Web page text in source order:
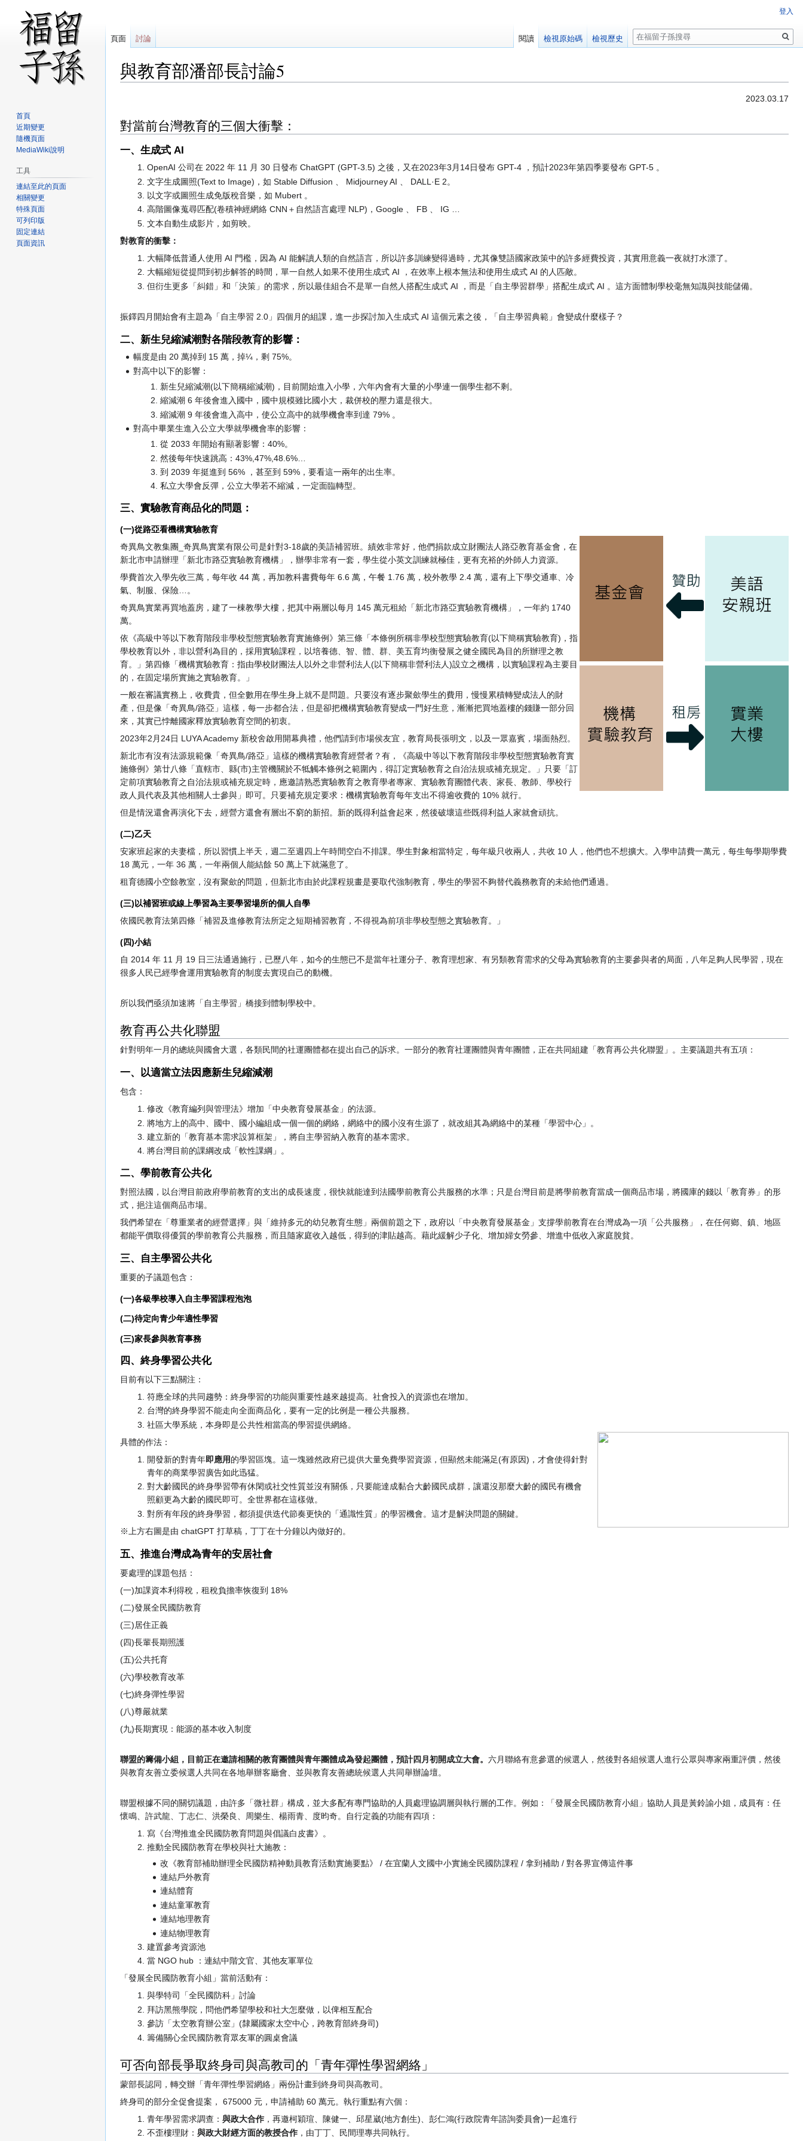
與教育部潘部長討論5
導
覽
搜
尋
2023.03.17
對當前台灣教育的三個大衝擊：
一、生成式 AI
OpenAI 公司在 2022 年 11 月 30 日發布 ChatGPT (GPT-3.5) 之後，又在2023年3月14日發布 GPT-4 ，預計2023年第四季要發布 GPT-5 。
文字生成圖照(Text to Image)，如 Stable Diffusion 、 Midjourney AI 、 DALL·E 2。
以文字或圖照生成免版稅音樂，如 Mubert 。
高階圖像蒐尋匹配(卷積神經網絡 CNN＋自然語言處理 NLP)，Google 、 FB 、 IG …
文本自動生成影片，如剪映。
對教育的衝擊：
大幅降低普通人使用 AI 門檻，因為 AI 能解讀人類的自然語言，所以許多訓練變得過時，尤其像雙語國家政策中的許多經費投資，其實用意義一夜就打水漂了。
大幅縮短從提問到初步解答的時間，單一自然人如果不使用生成式 AI ，在效率上根本無法和使用生成式 AI 的人匹敵。
但衍生更多「糾錯」和「決策」的需求，所以最佳組合不是單一自然人搭配生成式 AI ，而是「自主學習群學」搭配生成式 AI 。這方面體制學校毫無知識與技能儲備。
振鐸四月開始會有主題為「自主學習 2.0」四個月的組課，進一步探討加入生成式 AI 這個元素之後，「自主學習典範」會變成什麼樣子？
二、新生兒縮減潮對各階段教育的影響：
幅度是由 20 萬掉到 15 萬，掉¼，剩 75%。
對高中以下的影響：
新生兒縮減潮(以下簡稱縮減潮)，目前開始進入小學，六年內會有大量的小學連一個學生都不剩。
縮減潮 6 年後會進入國中，國中規模雖比國小大，裁併校的壓力還是很大。
縮減潮 9 年後會進入高中，使公立高中的就學機會率到達 79% 。
對高中畢業生進入公立大學就學機會率的影響：
從 2033 年開始有顯著影響：40%。
然後每年快速跳高：43%,47%,48.6%…
到 2039 年挺進到 56% ，甚至到 59%，要看這一兩年的出生率。
私立大學會反彈，公立大學若不縮減，一定面臨轉型。
三、實驗教育商品化的問題：
(一)從路亞看機構實驗教育
奇異鳥文教集團_奇異鳥實業有限公司是針對3-18歲的美語補習班。績效非常好，他們捐款成立財團法人路亞教育基金會，在
新北市申請辦理「新北市路亞實驗教育機構」，辦學非常有一套，學生從小英文訓練就極佳，更有充裕的外師人力資源。
學費首次入學先收三萬，每年收 44 萬，再加教科書費每年 6.6 萬，午餐 1.76 萬，校外教學 2.4 萬，還有上下學交通車、冷
氣、制服、保險…。
奇異鳥實業再買地蓋房，建了一棟教學大樓，把其中兩層以每月 145 萬元租給「新北市路亞實驗教育機構」，一年約 1740
萬。
依《高級中等以下教育階段非學校型態實驗教育實施條例》第三條「本條例所稱非學校型態實驗教育(以下簡稱實驗教育)，指
學校教育以外，非以營利為目的，採用實驗課程，以培養德、智、體、群、美五育均衡發展之健全國民為目的所辦理之教
育。」第四條「機構實驗教育：指由學校財團法人以外之非營利法人(以下簡稱非營利法人)設立之機構，以實驗課程為主要目
的，在固定場所實施之實驗教育。」
一般在審議實務上，收費貴，但全數用在學生身上就不是問題。只要沒有逐步聚歛學生的費用，慢慢累積轉變成法人的財
產，但是像「奇異鳥/路亞」這樣，每一步都合法，但是卻把機構實驗教育變成一門好生意，漸漸把買地蓋樓的錢賺一部分回
來，其實已悖離國家釋放實驗教育空間的初衷。
2023年2月24日 LUYA Academy 新校舍啟用開幕典禮，他們請到市場侯友宜，教育局長張明文，以及一眾嘉賓，場面熱烈。
新北市有沒有法源規範像「奇異鳥/路亞」這樣的機構實驗教育經營者？有，《高級中等以下教育階段非學校型態實驗教育實
施條例》第廿八條「直轄市、縣(市)主管機關於不牴觸本條例之範圍內，得訂定實驗教育之自治法規或補充規定。」只要「訂
定前項實驗教育之自治法規或補充規定時，應邀請熟悉實驗教育之教育學者專家、實驗教育團體代表、家長、教師、學校行
政人員代表及其他相關人士參與」即可。只要補充規定要求：機構實驗教育每年支出不得逾收費的 10% 就行。
但是情況還會再演化下去，經營方還會有層出不窮的新招。新的既得利益會起來，然後破壞這些既得利益人家就會頑抗。
(二)乙天
安家班起家的夫妻檔，所以習慣上半天，週二至週四上午時間空白不排課。學生對象相當特定，每年級只收兩人，共收 10 人，他們也不想擴大。入學申請費一萬元，每生每學期學費
18 萬元，一年 36 萬，一年兩個人能結餘 50 萬上下就滿意了。
租育德國小空餘教室，沒有聚歛的問題，但新北市由於此課程規畫是要取代強制教育，學生的學習不夠替代義務教育的未給他們通過。
(三)以補習班或線上學習為主要學習場所的個人自學
依國民教育法第四條「補習及進修教育法所定之短期補習教育，不得視為前項非學校型態之實驗教育。」
(四)小結
自 2014 年 11 月 19 日三法通過施行，已歷八年，如今的生態已不是當年社運分子、教育理想家、有另類教育需求的父母為實驗教育的主要參與者的局面，八年足夠人民學習，現在
很多人民已經學會運用實驗教育的制度去實現自己的動機。
所以我們亟須加速將「自主學習」橋接到體制學校中。
教育再公共化聯盟
針對明年一月的總統與國會大選，各類民間的社運團體都在提出自己的訴求。一部分的教育社運團體與青年團體，正在共同組建「教育再公共化聯盟」。主要議題共有五項：
一、以適當立法因應新生兒縮減潮
包含：
修改《教育編列與管理法》增加「中央教育發展基金」的法源。
將地方上的高中、國中、國小編組成一個一個的網絡，網絡中的國小沒有生源了，就改組其為網絡中的某種「學習中心」。
建立新的「教育基本需求設算框架」，將自主學習納入教育的基本需求。
將台灣目前的課綱改成「軟性課綱」。
二、學前教育公共化
對照法國，以台灣目前政府學前教育的支出的成長速度，很快就能達到法國學前教育公共服務的水準；只是台灣目前是將學前教育當成一個商品市場，將國庫的錢以「教育券」的形
式，挹注這個商品市場。
我們希望在「尊重業者的經營選擇」與「維持多元的幼兒教育生態」兩個前題之下，政府以「中央教育發展基金」支撐學前教育在台灣成為一項「公共服務」，在任何鄉、鎮、地區
都能平價取得優質的學前教育公共服務，而且隨家庭收入越低，得到的津貼越高。藉此緩解少子化、增加婦女勞參、增進中低收入家庭脫貧。
三、自主學習公共化
重要的子議題包含：
(一)各級學校導入自主學習課程泡泡
(二)待定向青少年適性學習
(三)家長參與教育事務
四、終身學習公共化
目前有以下三點關注：
符應全球的共同趨勢：終身學習的功能與重要性越來越提高。社會投入的資源也在增加。
台灣的終身學習不能走向全面商品化，要有一定的比例是一種公共服務。
社區大學系統，本身即是公共性相當高的學習提供網絡。
具體的作法：
開發新的對青年即應用的學習區塊。這一塊雖然政府已提供大量免費學習資源，但顯然未能滿足(有原因)，才會使得針對
青年的商業學習廣告如此迅猛。
對大齡國民的終身學習帶有休閑或社交性質並沒有關係，只要能達成黏合大齡國民成群，讓還沒那麼大齡的國民有機會
照顧更為大齡的國民即可。全世界都在這樣做。
對所有年段的終身學習，都須提供迭代節奏更快的「通識性質」的學習機會。這才是解決問題的關鍵。
※上方右圖是由 chatGPT 打草稿，丁丁在十分鐘以內做好的。
五、推進台灣成為青年的安居社會
要處理的課題包括：
(一)加課資本利得稅，租稅負擔率恢復到 18%
(二)發展全民國防教育
(三)居住正義
(四)長輩長期照護
(五)公共托育
(六)學校教育改革
(七)終身彈性學習
(八)尊嚴就業
(九)長期實現：能源的基本收入制度
聯盟的籌備小組，目前正在邀請相關的教育團體與青年團體成為發起團體，預計四月初開成立大會。 六月聯絡有意參選的候選人，然後對各組候選人進行公眾與專家兩重評價，然後
與教育友善立委候選人共同在各地舉辦客廳會、並與教育友善總統候選人共同舉辦論壇。
聯盟根據不同的關切議題，由許多「微社群」構成，並大多配有專門協助的人員處理協調層與執行層的工作。例如：「發展全民國防教育小組」協助人員是黃鈴諭小姐，成員有：任
懷鳴、許武龍、丁志仁、洪榮良、周樂生、楊雨青、度昀奇。自行定義的功能有四項：
寫《台灣推進全民國防教育問題與倡議白皮書》。
推動全民國防教育在學校與社大施教：
改《教育部補助辦理全民國防精神動員教育活動實施要點》 / 在宜蘭人文國中小實施全民國防課程 / 拿到補助 / 對各界宣傳這件事
連結戶外教育
連結體育
連結童軍教育
連結地理教育
連結物理教育
建置參考資源池
當 NGO hub ：連結中階文官、其他友軍單位
「發展全民國防教育小組」當前活動有：
與學特司「全民國防科」討論
拜訪黑熊學院，問他們希望學校和社大怎麼做，以俾相互配合
參訪「太空教育辦公室」(隸屬國家太空中心，跨教育部終身司)
籌備關心全民國防教育眾友軍的圓桌會議
可否向部長爭取終身司與高教司的「青年彈性學習網絡」
蒙部長認同，轉交辦「青年彈性學習網絡」兩份計畫到終身司與高教司。
終身司的部分全促會提案， 675000 元，申請補助 60 萬元。執行重點有六個：
青年學習需求調查： 與政大合作，再邀柯穎瑄、陳健一、邱星崴(地方創生)、彭仁鴻(行政院青年諮詢委員會)一起進行
不歪樓理財： 與政大財經方面的教授合作，由丁丁、民間理專共同執行。
登入
頁面 討論 閱讀 檢視原始碼 檢視歷史
搜
尋
首頁
近期變更
隨機頁面
MediaWiki說明
工具
連結至此的頁面
相關變更
特殊頁面
可列印版
固定連結
頁面資訊